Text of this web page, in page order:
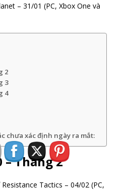
– 31/01 (PC, Xbox One và
2
3
4
chưa xác định ngày ra mắt:
– Tháng 2
Tactics – 04/02 (PC,